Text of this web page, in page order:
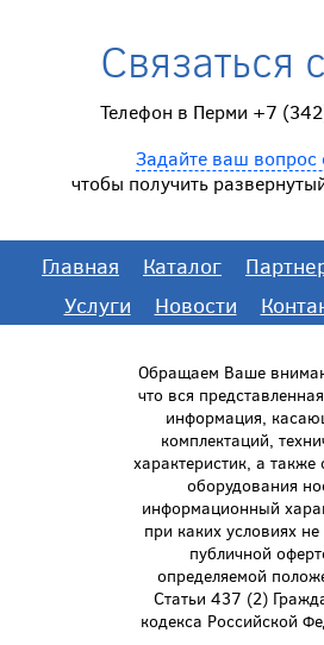
Связаться
Телефон в Перми +7
Задайте ваш вопрос
чтобы получить
Главная Каталог
Услуги
Новости
Обращаем Ваше
что вся
информация,
комплектаций,
характеристик, а также
оборудования
информационный
при каких условиях не
публичной
определяемой
Статьи 437 (2)
кодекса Российской